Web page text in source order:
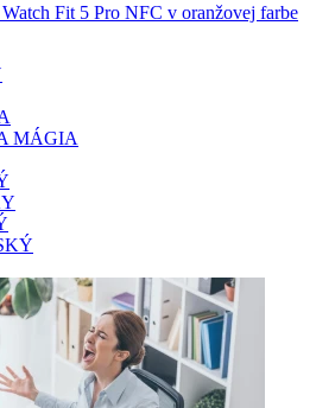
Fit 5 Pro NFC v oranžovej farbe
MÁGIA